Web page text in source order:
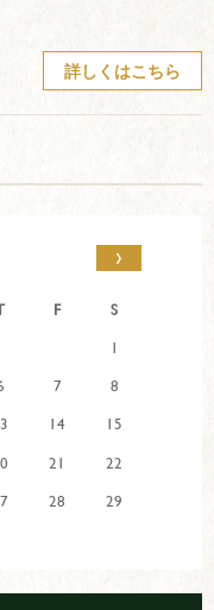
詳しくはこちら
›
F
S
1
7
8
14
15
21
22
28
29